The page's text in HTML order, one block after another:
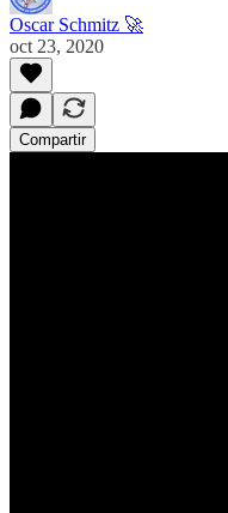
Oscar Schmitz 🚀
oct 23, 2020
Compartir